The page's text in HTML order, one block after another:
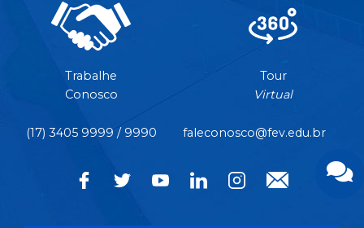
Trabalhe
Conosco
Tour
Virtual
(17) 3405 9999 / 9990 faleconosco@fev.edu.br